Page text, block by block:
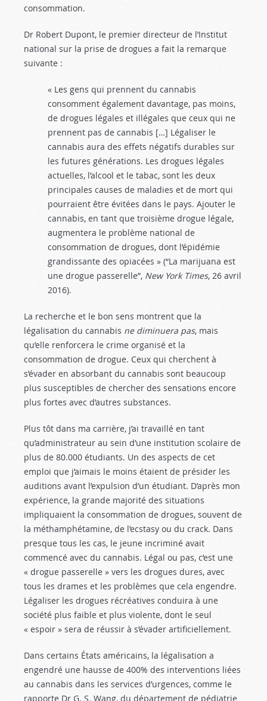
consommation.
Dr Robert Dupont, le premier directeur de l’Institut
national sur la prise de drogues a fait la remarque
suivante :
« Les gens qui prennent du cannabis
consomment également davantage, pas moins,
de drogues légales et illégales que ceux qui ne
prennent pas de cannabis […] Légaliser le
cannabis aura des effets négatifs durables sur
les futures générations. Les drogues légales
actuelles, l’alcool et le tabac, sont les deux
principales causes de maladies et de mort qui
pourraient être évitées dans le pays. Ajouter le
cannabis, en tant que troisième drogue légale,
augmentera le problème national de
consommation de drogues, dont l’épidémie
grandissante des opiacées » (“La marijuana est
une drogue passerelle”, New York Times, 26 avril
2016).
La recherche et le bon sens montrent que la
légalisation du cannabis ne diminuera pas, mais
qu’elle renforcera le crime organisé et la
consommation de drogue. Ceux qui cherchent à
s’évader en absorbant du cannabis sont beaucoup
plus susceptibles de chercher des sensations encore
plus fortes avec d’autres substances.
Plus tôt dans ma carrière, j’ai travaillé en tant
qu’administrateur au sein d’une institution scolaire de
plus de 80.000 étudiants. Un des aspects de cet
emploi que j’aimais le moins étaient de présider les
auditions avant l’expulsion d’un étudiant. D’après mon
expérience, la grande majorité des situations
impliquaient la consommation de drogues, souvent de
la méthamphétamine, de l’ecstasy ou du crack. Dans
presque tous les cas, le jeune incriminé avait
commencé avec du cannabis. Légal ou pas, c’est une
« drogue passerelle » vers les drogues dures, avec
tous les drames et les problèmes que cela engendre.
Légaliser les drogues récréatives conduira à une
société plus faible et plus violente, dont le seul
« espoir » sera de réussir à s’évader artificiellement.
Dans certains États américains, la légalisation a
engendré une hausse de 400% des interventions liées
au cannabis dans les services d’urgences, comme le
rapporte Dr G. S. Wang, du département de pédiatrie